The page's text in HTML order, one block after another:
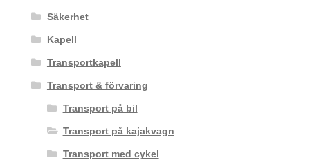
Säkerhet
Kapell
Transportkapell
Transport & förvaring
Transport på bil
Transport på kajakvagn
Transport med cykel